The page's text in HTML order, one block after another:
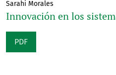
Sarahi Morales
Innovación en los
PDF